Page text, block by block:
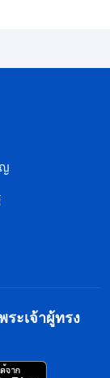
ด้ยินว่ามีคน
บันทึก และ
นพยักหน้า
กิริยาอะไร
วยิ่งทุกข์ใจ
นอื่นหรือแก้
ขึ้นเรื่อยๆ
เฉพาะอย่าง
คคีธรรมเรื่อง
ะเจ้าผู้ทรง